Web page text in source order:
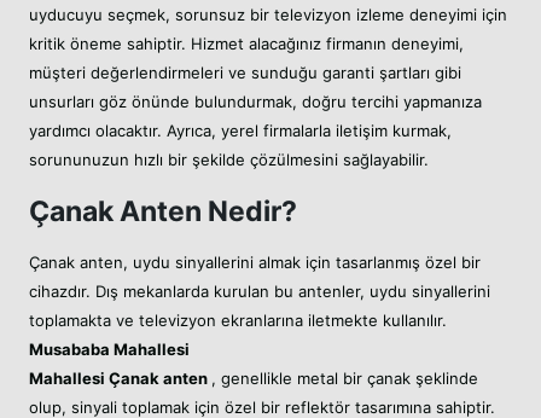
uyducuyu seçmek, sorunsuz bir televizyon izleme deneyimi için
kritik öneme sahiptir. Hizmet alacağınız firmanın deneyimi,
müşteri değerlendirmeleri ve sunduğu garanti şartları gibi
unsurları göz önünde bulundurmak, doğru tercihi yapmanıza
yardımcı olacaktır. Ayrıca, yerel firmalarla iletişim kurmak,
sorununuzun hızlı bir şekilde çözülmesini sağlayabilir.
Çanak Anten Nedir?
Çanak anten, uydu sinyallerini almak için tasarlanmış özel bir
cihazdır. Dış mekanlarda kurulan bu antenler, uydu sinyallerini
toplamakta ve televizyon ekranlarına iletmekte kullanılır.
Musababa Mahallesi
Mahallesi Çanak anten , genellikle metal bir çanak şeklinde
olup, sinyali toplamak için özel bir reflektör tasarımına sahiptir.